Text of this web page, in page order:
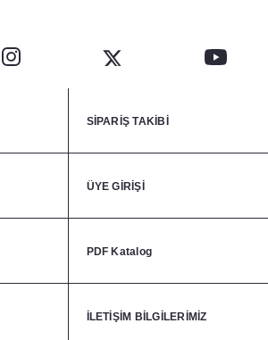
SİPARİŞ TAKİBİ
ÜYE GİRİŞİ
PDF Katalog
İLETİŞİM BİLGİLERİMİZ